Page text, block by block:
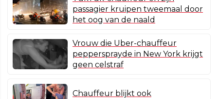
passagier kruipen tweemaal door
het oog van de naald
Vrouw die Uber-chauffeur
peppersprayde in New York krijgt
geen celstraf
Chauffeur blijkt ook